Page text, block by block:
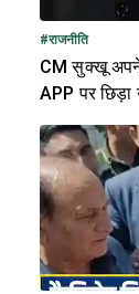
#राजनीति
CM सुक्खू अपने
APP पर छिड़ा